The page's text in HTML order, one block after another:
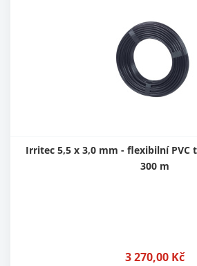
Irritec 5,5 x 3,0 mm - flexibilní PVC
300 m
3 270,00 Kč